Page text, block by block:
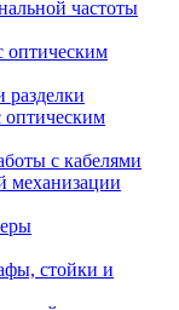
частоты
оптическим
разделки
оптическим
с кабелями
механизации